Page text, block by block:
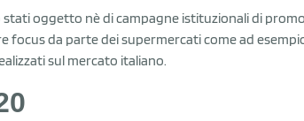
oggetto nè di campagne istituzionali di
focus da parte dei supermercati come ad
sul mercato italiano.